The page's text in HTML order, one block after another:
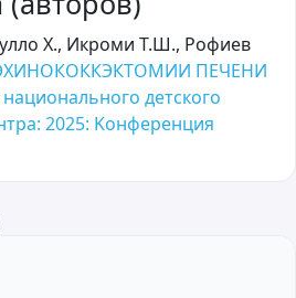
Х., Икроми Т.Ш., Рофиев
ПЕЧЕНИ
детского
2025: Kонференция